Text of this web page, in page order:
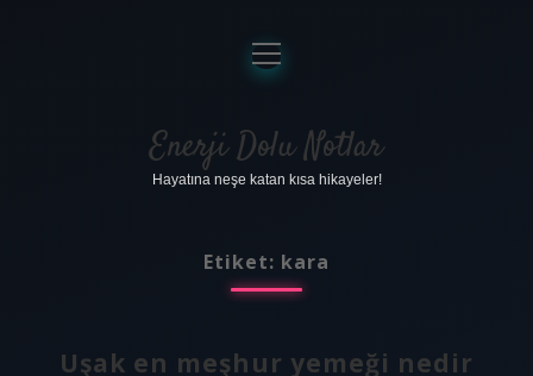
Anasayfa
Gizlilik Politikası
Yasal Uyarı
menüyü
aç
Enerji Dolu Notlar
Hayatına neşe katan kısa hikayeler!
Etiket: kara
Uşak en meşhur yemeği nedir